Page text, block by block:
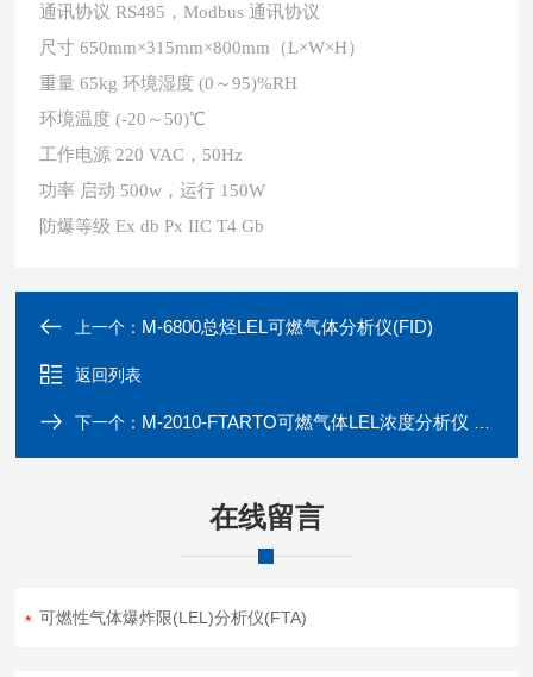
通讯协议 RS485，Modbus 通讯协议
尺寸 650mm×315mm×800mm（L×W×H）
重量 65kg 环境湿度 (0 ～95)%RH
环境温度 (-20 ～ 50)℃
工作电源 220 VAC，50Hz
功率 启动 500w，运行 150W
防爆等级 Ex db Px IIC T4 Gb
上一个： M-6800总烃LEL可燃气体分析仪(FID)
返回列表
下一个： M-2010-FTARTO可燃气体LEL浓度分析仪 FTA技术
在线留言